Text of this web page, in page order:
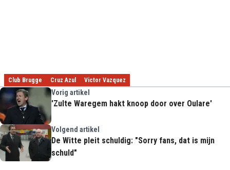
Club Brugge Cruz Azul Victor Vazquez
Vorig artikel
'Zulte Waregem hakt knoop door over Oulare'
Volgend artikel
De Witte pleit schuldig: "Sorry fans, dat is mijn
schuld"